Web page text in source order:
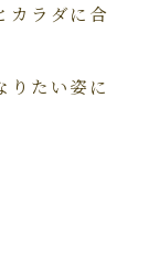
カラダに合
りたい姿に